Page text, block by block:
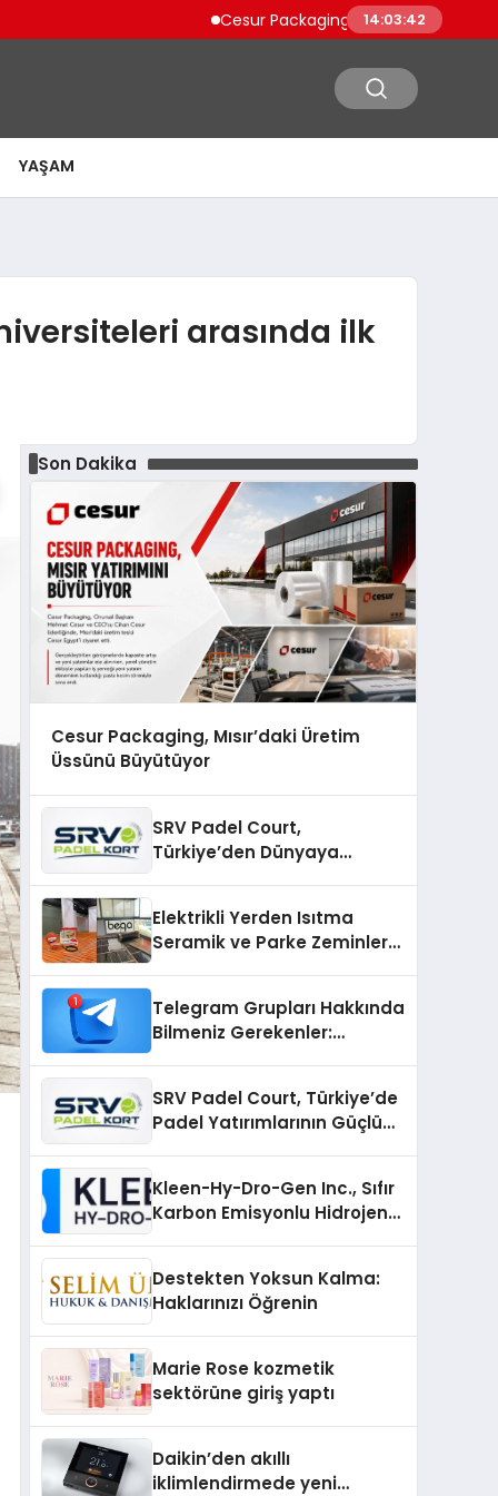
Cesur Packaging, Mısır’daki Üretim Üssünü
14:03:43
YAŞAM
arasında ilk
Son Dakika
Cesur Packaging, Mısır’daki Üretim
Üssünü Büyütüyor
SRV Padel Court,
Türkiye’den Dünyaya
Elektrikli Yerden Isıtma
Seramik ve Parke Zeminler
Telegram Grupları Hakkında
Bilmeniz Gerekenler:
SRV Padel Court, Türkiye’de
Padel Yatırımlarının Güçlü
Kleen-Hy-Dro-Gen Inc., Sıfır
Karbon Emisyonlu Hidrojen
Aldı
Destekten Yoksun Kalma:
Haklarınızı Öğrenin
Marie Rose kozmetik
sektörüne giriş yaptı
Daikin’den akıllı
iklimlendirmede yeni